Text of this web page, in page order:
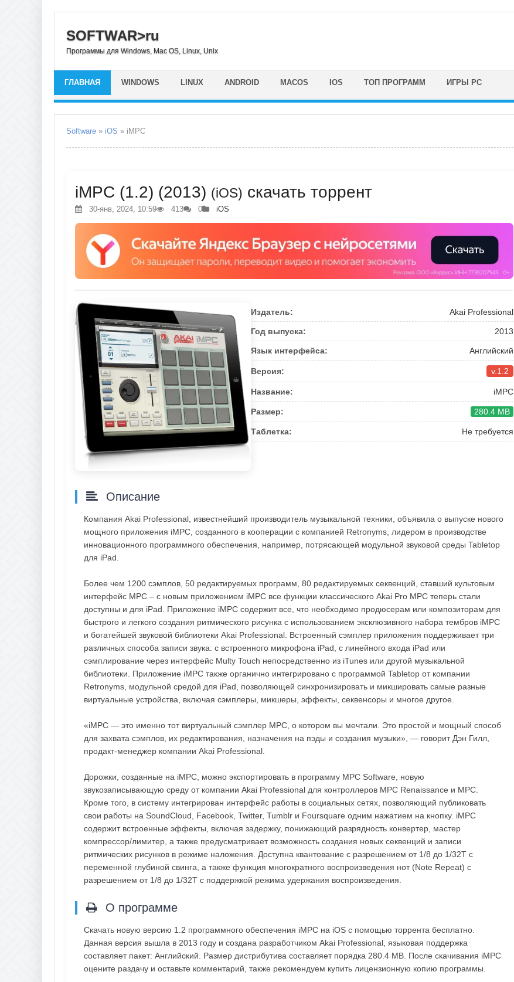
SOFTWAR>ru
Программы для Windows, Mac OS, Linux, Unix
ГЛАВНАЯ WINDOWS LINUX ANDROID MACOS IOS ТОП ПРОГРАММ ИГРЫ PC
Software » iOS » iMPC
iMPC (1.2) (2013) (iOS) скачать торрент
30-янв, 2024, 10:59 413 0 iOS
Издатель: Akai Professional
Год выпуска: 2013
Язык интерфейса: Английский
Версия: v.1.2
Название: iMPC
Размер: 280.4 MB
Таблетка: Не требуется
Описание
Компания Akai Professional, известнейший производитель музыкальной техники, объявила о выпуске нового
мощного приложения iMPC, созданного в кооперации с компанией Retronyms, лидером в производстве
инновационного программного обеспечения, например, потрясающей модульной звуковой среды Tabletop
для iPad.
Более чем 1200 сэмплов, 50 редактируемых программ, 80 редактируемых секвенций, ставший культовым
интерфейс MPC – с новым приложением iMPС все функции классического Akai Pro MPC теперь стали
доступны и для iPad. Приложение iMPC содержит все, что необходимо продюсерам или композиторам для
быстрого и легкого создания ритмического рисунка с использованием эксклюзивного набора тембров iMPC
и богатейшей звуковой библиотеки Akai Professional. Встроенный сэмплер приложения поддерживает три
различных способа записи звука: с встроенного микрофона iPad, с линейного входа iPad или
сэмплирование через интерфейс Multy Touch непосредственно из iTunes или другой музыкальной
библиотеки. Приложение iMPC также органично интегрировано с программой Tabletop от компании
Retronyms, модульной средой для iPad, позволяющей синхронизировать и микшировать самые разные
виртуальные устройства, включая сэмплеры, микшеры, эффекты, секвенсоры и многое другое.
«iMPC — это именно тот виртуальный сэмплер MPC, о котором вы мечтали. Это простой и мощный способ
для захвата сэмплов, их редактирования, назначения на пэды и создания музыки», — говорит Дэн Гилл,
продакт-менеджер компании Akai Professional.
Дорожки, созданные на iMPC, можно экспортировать в программу MPC Software, новую
звукозаписывающую среду от компании Akai Professional для контроллеров MPC Renaissance и MPC.
Кроме того, в систему интегрирован интерфейс работы в социальных сетях, позволяющий публиковать
свои работы на SoundCloud, Facebook, Twitter, Tumblr и Foursquare одним нажатием на кнопку. iMPC
содержит встроенные эффекты, включая задержку, понижающий разрядность конвертер, мастер
компрессор/лимитер, а также предусматривает возможность создания новых секвенций и записи
ритмических рисунков в режиме наложения. Доступна квантование с разрешением от 1/8 до 1/32T с
переменной глубиной свинга, а также функция многократного воспроизведения нот (Note Repeat) с
разрешением от 1/8 до 1/32T с поддержкой режима удержания воспроизведения.
О программе
Скачать новую версию 1.2 программного обеспечения iMPC на iOS с помощью торрента бесплатно.
Данная версия вышла в 2013 году и создана разработчиком Akai Professional, языковая поддержка
составляет пакет: Английский. Размер дистрибутива составляет порядка 280.4 MB. После скачивания iMPC
оцените раздачу и оставьте комментарий, также рекомендуем купить лицензионную копию программы.